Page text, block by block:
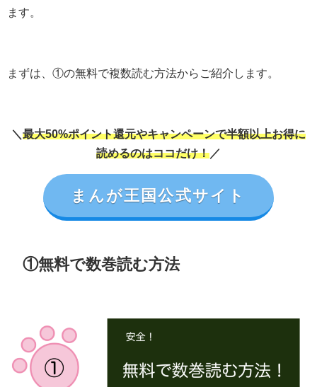
ます。
まずは、①の無料で複数読む方法からご紹介します。
＼ 最大50%ポイント還元やキャンペーンで半額以上お得に
読めるのはココだけ！ ／
まんが王国公式サイト
①無料で数巻読む方法